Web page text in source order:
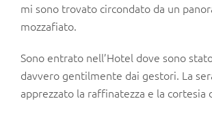
mi sono trovato circondato da un
mozzafiato.
Sono entrato nell’Hotel dove sono
davvero gentilmente dai gestori. La
apprezzato la raffinatezza e la cortesia